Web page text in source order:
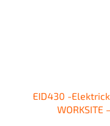
EID430 -
WORKSITE